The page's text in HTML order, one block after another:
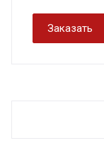
Заказать